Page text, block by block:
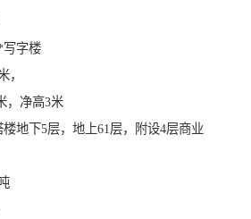
写字楼
，
净高3米
下5层，地上61层，附设4层商业